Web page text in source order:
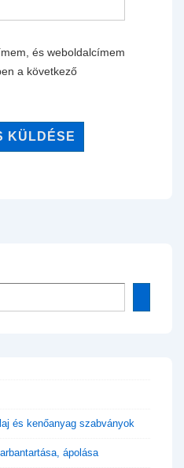
és weboldalcímem
a következő
és kenőanyag szabványok
ápolása